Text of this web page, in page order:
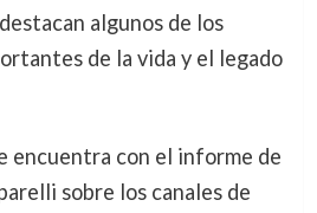
algunos de los
de la vida y el legado
encuentra con el informe de
sobre los canales de